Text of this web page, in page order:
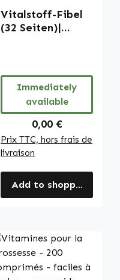
Vitalstoff-Fibel
(32 Seiten)|
Immediately
available
Regular price:
0,00 €
Prix TTC, hors frais de
livraison
Add to shopping cart